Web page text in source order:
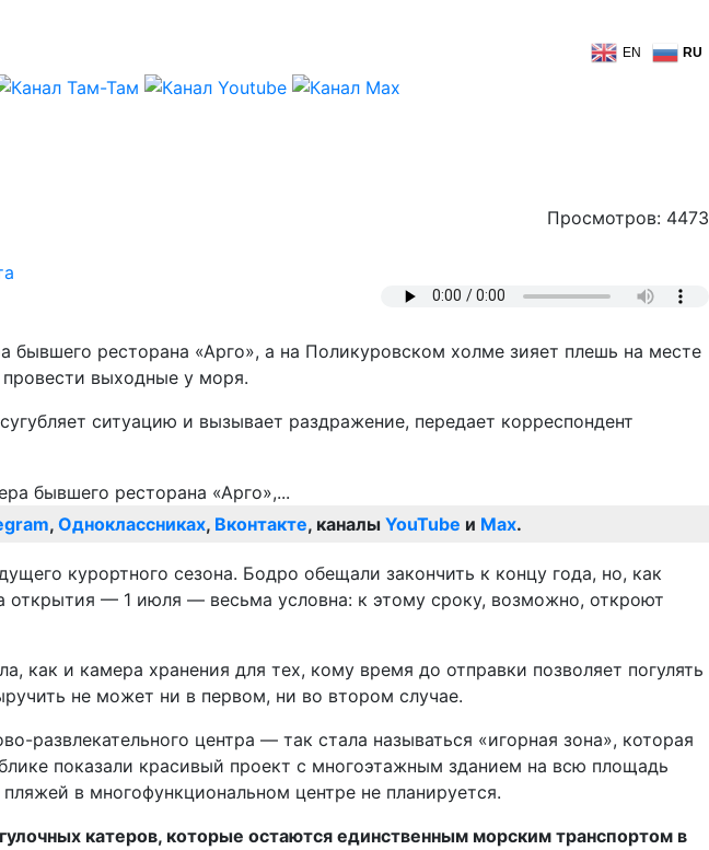
EN RU
Просмотров: 4473
ресторана «Арго», а на Поликуровском холме зияет плешь на месте
выходные у моря.
ситуацию и вызывает раздражение, передает корреспондент
, Одноклассниках, Вконтакте, каналы YouTube и Max.
курортного сезона. Бодро обещали закончить к концу года, но, как
открытия — 1 июля — весьма условна: к этому сроку, возможно, откроют
как и камера хранения для тех, кому время до отправки позволяет погулять
не может ни в первом, ни во втором случае.
развлекательного центра — так стала называться «игорная зона», которая
показали красивый проект с многоэтажным зданием на всю площадь
в многофункциональном центре не планируется.
катеров, которые остаются единственным морским транспортом в